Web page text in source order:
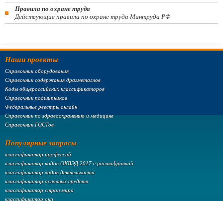
Правила по охране труда
Действующие правила по охране труда Минтруда РФ
Наши проекты
Справочник оборудования
Справочник содержания драгметаллов
Коды общероссийских классификаторов
Справочник подшипников
Федеральные реестры онлайн
Справочник по здравоохранению и медицине
Справочник ГОСТов
Популярные запросы
классификатор профессий
классификатор кодов ОКВЭД 2017 с расшифровкой
классификатор видов деятельности
классификатор основных средств
классификатор стран мира
классификатор окп